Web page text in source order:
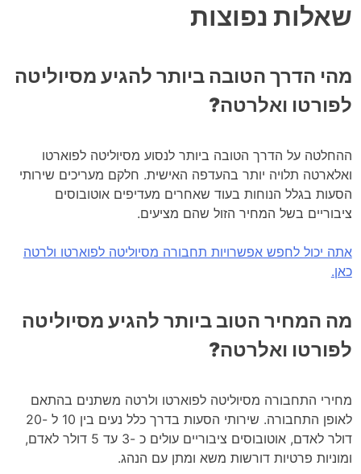
שאלות נפוצות
מהי הדרך הטובה ביותר להגיע מסיוליטה
לפורטו ואלרטה?
ההחלטה על הדרך הטובה ביותר לנסוע מסיוליטה לפוארטו
ואלארטה תלויה יותר בהעדפה האישית. חלקם מעריכים שירותי
הסעות בגלל הנוחות בעוד שאחרים מעדיפים אוטובוסים
ציבוריים בשל המחיר הזול שהם מציעים.
אתה יכול לחפש אפשרויות תחבורה מסיוליטה לפוארטו ולרטה
כאן.
מה המחיר הטוב ביותר להגיע מסיוליטה
לפורטו ואלרטה?
מחירי התחבורה מסיוליטה לפוארטו ולרטה משתנים בהתאם
לאופן התחבורה. שירותי הסעות בדרך כלל נעים בין 10 ל -20
דולר לאדם, אוטובוסים ציבוריים עולים כ -3 עד 5 דולר לאדם,
ומוניות פרטיות דורשות משא ומתן עם הנהג.